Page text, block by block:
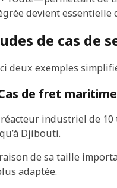
devient essentielle
de cas de
deux exemples
de fret
industriel de
Djibouti.
de sa taille
adaptée.